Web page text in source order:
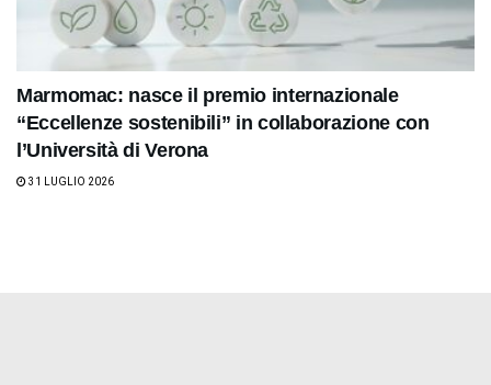
Marmomac: nasce il premio internazionale
“Eccellenze sostenibili” in collaborazione con
l’Università di Verona
31 LUGLIO 2026